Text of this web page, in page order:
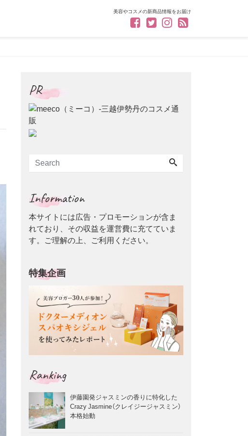
美容やコスメの新商品情報をお届け
PR
Information
本サイトには広告・プロモーションが含ま
れており、その収益を運営費に充てていま
す。ご理解の上、ご利用ください。
特集企画
Ranking
伊藤園発ジャスミンの香りに特化した
Crazy Jasmine（クレイジージャスミン）
本格始動